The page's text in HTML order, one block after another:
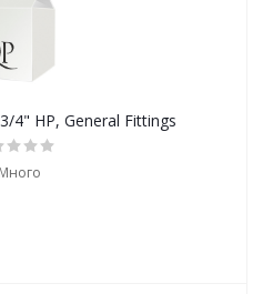
4" НР, General Fittings
Много